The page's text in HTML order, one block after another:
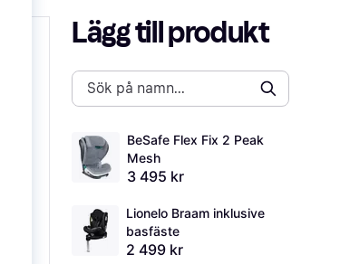
Lägg till produkt
BeSafe Flex Fix 2 Peak
Mesh
3 495 kr
Lionelo Braam inklusive
basfäste
2 499 kr